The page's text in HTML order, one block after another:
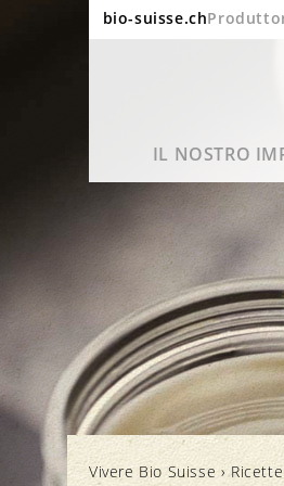
bio-suisse.ch
IL NOSTRO
Sostenibilità
Qualità e gusto
Salute
Domande
Lavorazione e
Marchi e controllo
Ritratto
Bio in cifre
Rapporto annuale
Blog
Cinema
Vivere Bio Suisse ›